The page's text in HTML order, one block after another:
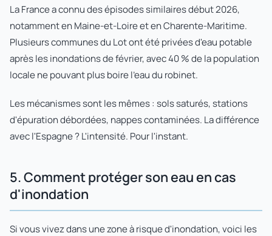
La France a connu des épisodes similaires début 2026,
notamment en Maine-et-Loire et en Charente-Maritime.
Plusieurs communes du Lot ont été privées d'eau potable
après les inondations de février, avec 40 % de la population
locale ne pouvant plus boire l'eau du robinet.
Les mécanismes sont les mêmes : sols saturés, stations
d'épuration débordées, nappes contaminées. La différence
avec l'Espagne ? L'intensité. Pour l'instant.
5. Comment protéger son eau en cas
d'inondation
Si vous vivez dans une zone à risque d'inondation, voici les